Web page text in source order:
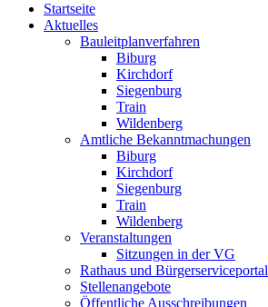
Startseite
Aktuelles
Bauleitplanverfahren
Biburg
Kirchdorf
Siegenburg
Train
Wildenberg
Amtliche Bekanntmachungen
Biburg
Kirchdorf
Siegenburg
Train
Wildenberg
Veranstaltungen
Sitzungen in der VG
Rathaus und Bürgerserviceportal
Stellenangebote
Öffentliche Ausschreibungen